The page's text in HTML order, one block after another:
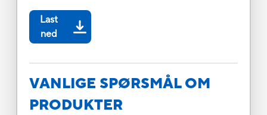
Last
ned
VANLIGE SPØRSMÅL OM
PRODUKTER